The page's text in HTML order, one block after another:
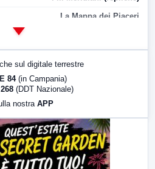
La Mappa dei Piaceri
LabNews (replica)
sul digitale terrestre
84 (in Campania)
(DDT Nazionale)
nostra APP